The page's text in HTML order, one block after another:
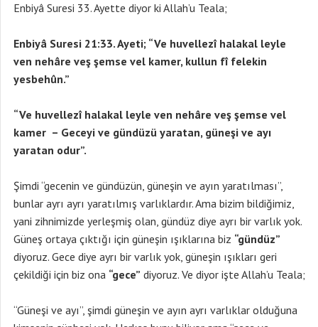
Enbiyâ Suresi 33. Ayette diyor ki Allah’u Teala;
Enbiyâ Suresi 21:33. Ayeti; “Ve huvellezî halakal leyle
ven nehâre veş şemse vel kamer, kullun fî felekin
yesbehûn.”
“Ve huvellezî halakal leyle ven nehâre veş şemse vel
kamer – Geceyi ve gündüzü yaratan, güneşi ve ayı
yaratan odur”.
Şimdi “gecenin ve gündüzün, güneşin ve ayın yaratılması”,
bunlar ayrı ayrı yaratılmış varlıklardır. Ama bizim bildiğimiz,
yani zihnimizde yerleşmiş olan, gündüz diye ayrı bir varlık yok.
Güneş ortaya çıktığı için güneşin ışıklarına biz “gündüz”
diyoruz. Gece diye ayrı bir varlık yok, güneşin ışıkları geri
çekildiği için biz ona “gece” diyoruz. Ve diyor işte Allah’u Teala;
“Güneşi ve ayı”, şimdi güneşin ve ayın ayrı varlıklar olduğuna